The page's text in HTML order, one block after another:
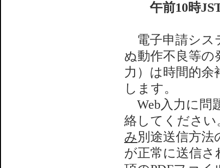
午前10時
電子申請シス
ぬ動作不良等の
力）は時間的
します。
Web入力に問
絡してください
み別途送信方
が正常に送信さ